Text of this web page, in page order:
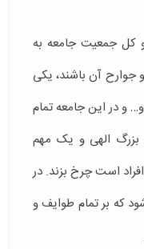
و کل جمعیت جامعه به
جوارح آن باشند، یکی
و در این جامعه تمام
الهی و یک مهم
است چرخ بزند. در
که بر تمام طوایف و